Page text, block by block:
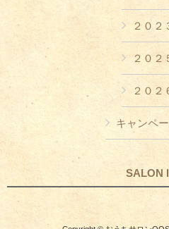
２０２
２０２
２０２
キャンペ
SALON